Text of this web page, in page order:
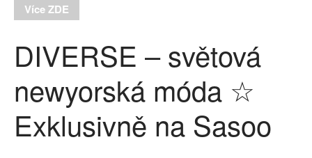
Více ZDE
DIVERSE – světová
newyorská móda ☆
Exklusivně na Sasoo